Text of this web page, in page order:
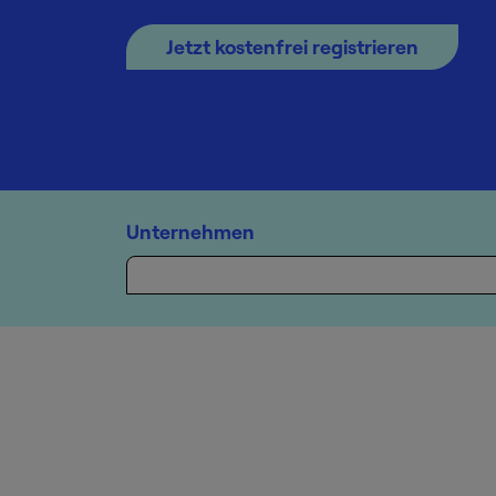
Jetzt kostenfrei registrieren
Unternehmen